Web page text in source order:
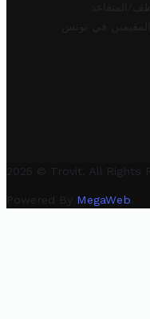
المتقاعد
في تونس
2025 © Trovit. All Rights
Powered By MegaWeb